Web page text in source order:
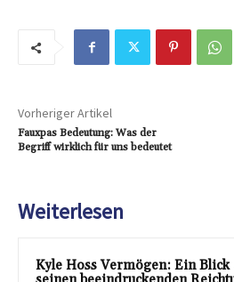
Vorheriger Artikel
Fauxpas Bedeutung: Was der
Begriff wirklich für uns bedeutet
Weiterlesen
Kyle Hoss Vermögen: Ein Blick